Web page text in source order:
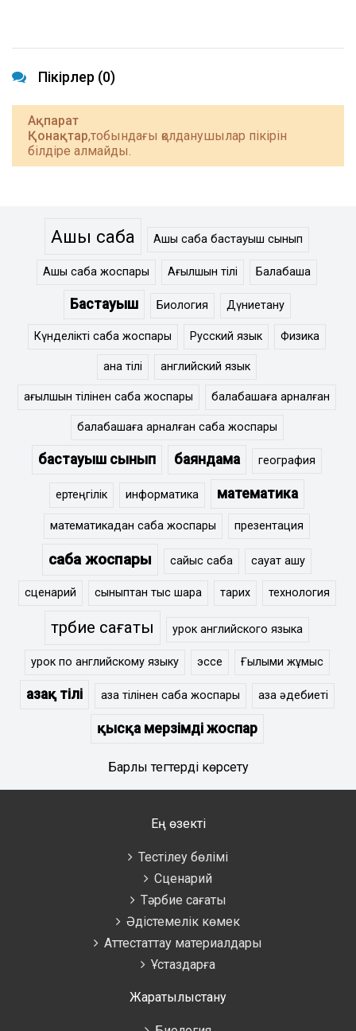
Пікірлер (0)
Ақпарат
Қонақтар,тобындағы қолданушылар пікірін
білдіре алмайды.
Ашық сабақ Ашық сабақ бастауыш сынып
Ашық сабақ жоспары Ағылшын тілі Балабақша
Бастауыш Биология Дүниетану
Күнделікті сабақ жоспары Русский язык Физика
ана тілі английский язык
ағылшын тілінен сабақ жоспары балабақшаға арналған
балабақшаға арналған сабақ жоспары
бастауыш сынып баяндама география
ертеңгілік информатика математика
математикадан сабақ жоспары презентация
сабақ жоспары сайыс сабақ сауат ашу
сценарий сыныптан тыс шара тарих технология
тәрбие сағаты урок английского языка
урок по английскому языку эссе Ғылыми жұмыс
Қазақ тілі қазақ тілінен сабақ жоспары қазақ әдебиеті
қысқа мерзімді жоспар
Барлық тегтерді көрсету
Ең өзекті
Тестілеу бөлімі
Сценарий
Тәрбие сағаты
Әдістемелік көмек
Аттестаттау материалдары
Ұстаздарға
Жаратылыстану